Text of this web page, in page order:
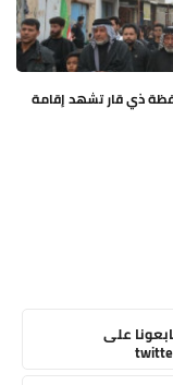
ذي قار تشهد إقامة
على